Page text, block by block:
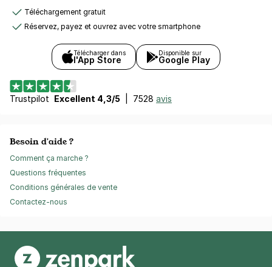
Téléchargement gratuit
Réservez, payez et ouvrez avec votre smartphone
Télécharger dans
l'App Store
Disponible sur
Google Play
Trustpilot Excellent 4,3/5 7528 avis
Besoin d'aide ?
Comment ça marche ?
Questions fréquentes
Conditions générales de vente
Contactez-nous